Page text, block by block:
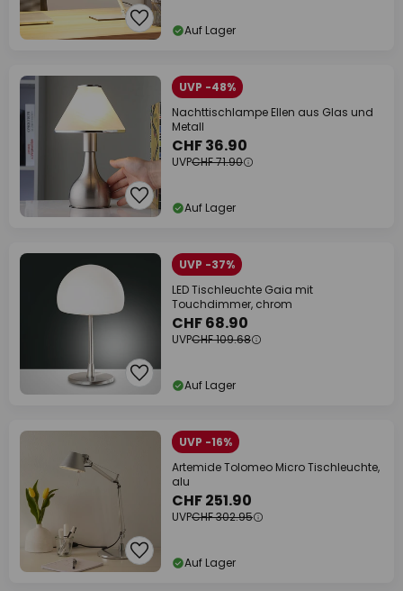
Auf Lager
UVP -48%
Nachttischlampe Ellen aus Glas und
Metall
CHF 36.90
UVPCHF 71.90
Auf Lager
UVP -37%
LED Tischleuchte Gaia mit
Touchdimmer, chrom
CHF 68.90
UVPCHF 109.68
Auf Lager
UVP -16%
Artemide Tolomeo Micro Tischleuchte,
alu
CHF 251.90
UVPCHF 302.95
Auf Lager